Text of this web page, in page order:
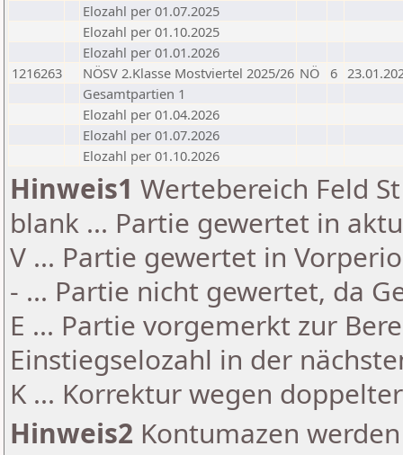
Elozahl per 01.07.2025
Elozahl per 01.10.2025
Elozahl per 01.01.2026
1216263
NÖSV 2.Klasse Mostviertel 2025/26 NÖ 6
Gesamtpartien 1
Elozahl per 01.04.2026
Elozahl per 01.07.2026
Elozahl per 01.10.2026
Hinweis1 Wertebereich Feld
blank ... Partie gewertet in
V ... Partie gewertet in
- ... Partie nicht gewertet, da
E ... Partie vorgemerkt zur
Einstiegselozahl in der
K ... Korrektur wegen
Hinweis2 Kontumazen